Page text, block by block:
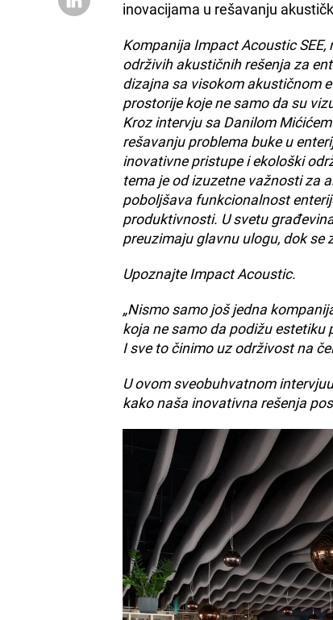
inovacijama u rešavanju
Kompanija Impact Acoustic
održivih akustičnih rešenja za
dizajna sa visokom akustičnom
prostorije koje ne samo da su
Kroz intervju sa Danilom
rešavanju problema buke u
inovativne pristupe i ekološki
tema je od izuzetne važnosti za
poboljšava funkcionalnost
produktivnosti. U svetu
preuzimaju glavnu ulogu, dok
Upoznajte Impact Acoustic.
„Nismo samo još jedna
koja ne samo da podižu
I sve to činimo uz održivost na
U ovom sveobuhvatnom
kako naša inovativna rešenja